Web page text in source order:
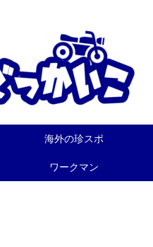
海外の珍スポ
ワークマン